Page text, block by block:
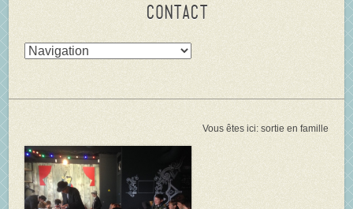
Contact
Vous êtes ici: sortie en famille